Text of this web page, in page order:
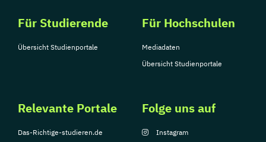
Für Studierende
Übersicht Studienportale
Für Hochschulen
Mediadaten
Übersicht Studienportale
Relevante Portale
Das-Richtige-studieren.de
Folge uns auf
Instagram